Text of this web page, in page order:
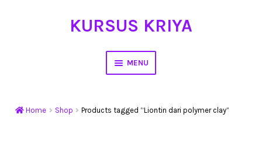
KURSUS KRIYA
MENU
Home Shop Products tagged “Liontin dari polymer clay”